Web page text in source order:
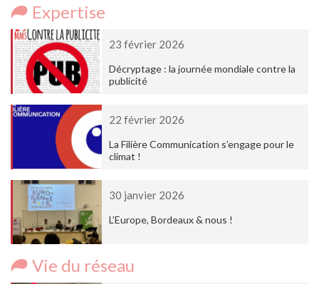
Expertise
23 février 2026
Décryptage : la journée mondiale contre la
publicité
22 février 2026
La Filière Communication s’engage pour le
climat !
30 janvier 2026
L’Europe, Bordeaux & nous !
Vie du réseau